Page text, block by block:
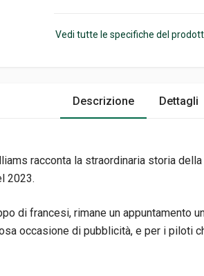
Vedi tutte le specifiche del
Descrizione Dettagli
racconta la straordinaria storia della
2023.
di francesi, rimane un appuntamento
occasione di pubblicità, e per i piloti